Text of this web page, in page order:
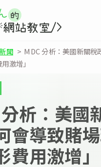
聞 > MDC 分析：美國新關稅
激增」
析：美國
會導致賭
費用激增」